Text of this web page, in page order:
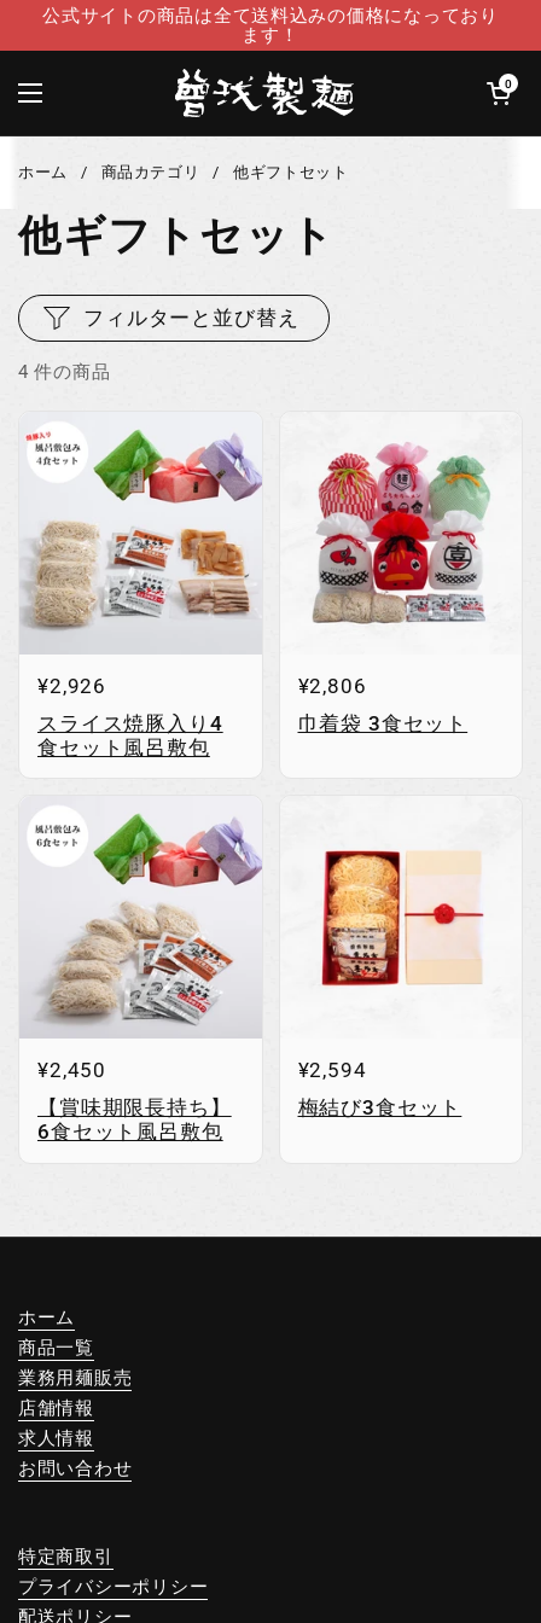
コンテンツへスキップ
公式サイトの商品は全て送料込みの価格になっており
ます！
メニューを開く
カートを開
0
ホーム / 商品カテゴリ / 他ギフトセット
他ギフトセット
4 件の商品
フィルターと並び替え
¥2,926
スライス焼豚入り4
食セット風呂敷包
¥2,806
巾着袋 3食セット
¥2,450
【賞味期限長持ち】
6食セット風呂敷包
¥2,594
梅結び3食セット
ホーム
商品一覧
業務用麺販売
店舗情報
求人情報
お問い合わせ
特定商取引
プライバシーポリシー
配送ポリシー